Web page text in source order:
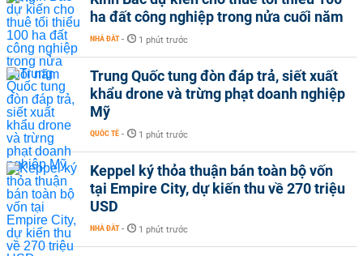
ha đất công nghiệp trong nửa cuối năm
NHÀ ĐẤT - 1 phút trước
Trung Quốc tung đòn đáp trả, siết xuất
khẩu drone và trừng phạt doanh nghiệp
Mỹ
QUỐC TẾ - 1 phút trước
Keppel ký thỏa thuận bán toàn bộ vốn
tại Empire City, dự kiến thu về 270 triệu
USD
NHÀ ĐẤT - 1 phút trước